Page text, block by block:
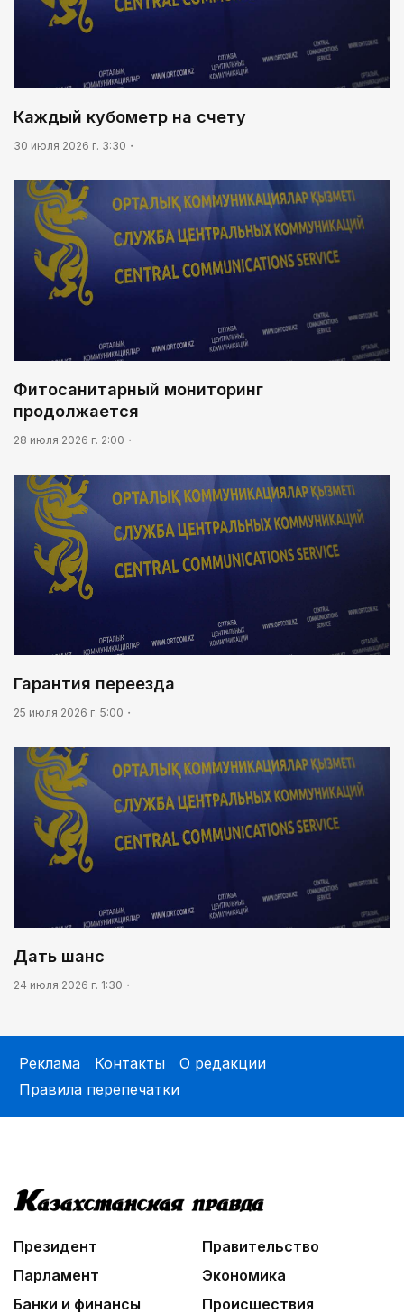
08:46
Почти 3 млрд тенге из возвращенных активов
выделили на водоснабжение сел в СКО
Леонардо Ди Каприо и глава Amazon
анонсировали совместный проект
«Человек-паук 4: Новый день» стал самым
кассовым фильмом 2026 года
Каждый кубометр на счету
30 июля 2026 г. 3:30
Фитосанитарный мониторинг
продолжается
28 июля 2026 г. 2:00
Гарантия переезда
25 июля 2026 г. 5:00
Дать шанс
24 июля 2026 г. 1:30
Реклама Контакты
О редакции
Правила перепечатки
Президент
Правительство
Парламент
Экономика
Банки и финансы
Происшествия